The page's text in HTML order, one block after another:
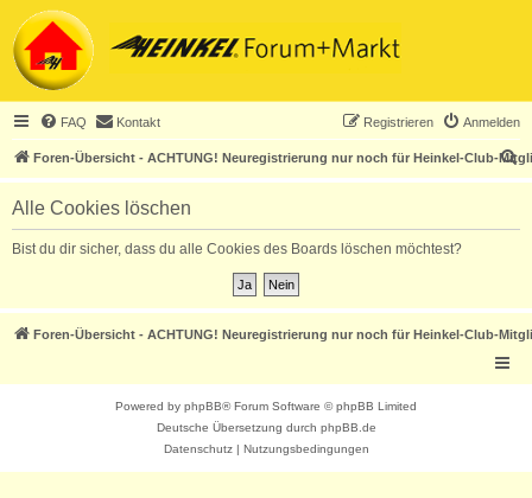
FAQ Kontakt Anmelden
Registrieren
Foren-Übersicht - ACHTUNG! Neuregistrierung nur noch für Heinkel-Club-
S
u
Alle Cookies löschen
Bist du dir sicher, dass du alle Cookies des Boards löschen möchtest?
Foren-Übersicht - ACHTUNG! Neuregistrierung nur noch für Heinkel-Club-
Powered by phpBB® Forum Software © phpBB Limited
Deutsche Übersetzung durch phpBB.de
Datenschutz| Nutzungsbedingungen